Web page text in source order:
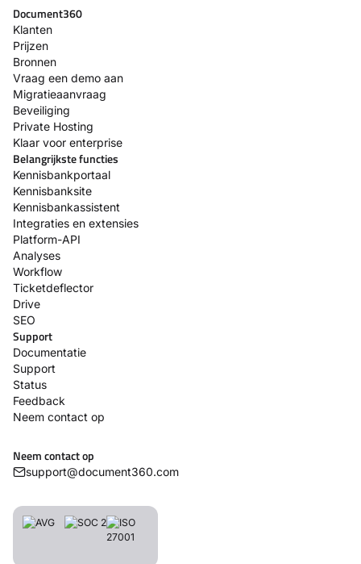
Document360
Klanten
Prijzen
Bronnen
Vraag een demo aan
Migratieaanvraag
Beveiliging
Private Hosting
Klaar voor enterprise
Belangrijkste functies
Kennisbankportaal
Kennisbanksite
Kennisbankassistent
Integraties en extensies
Platform-API
Analyses
Workflow
Ticketdeflector
Drive
SEO
Support
Documentatie
Support
Status
Feedback
Neem contact op
Neem contact op
support@document360.com